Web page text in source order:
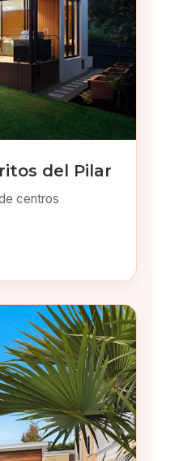
del Pilar
centros